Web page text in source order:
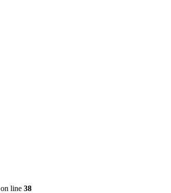
on line 38